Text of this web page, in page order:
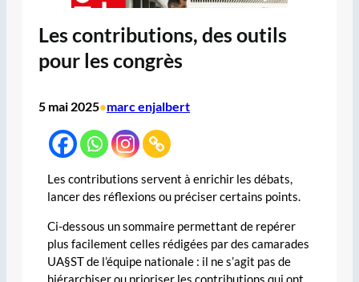
Les contributions, des outils
pour les congrès
5 mai 2025•marc enjalbert
Les contributions servent à enrichir les débats,
lancer des réflexions ou préciser certains points.
Ci-dessous un sommaire permettant de repérer
plus facilement celles rédigées par des camarades
UA§ST de l’équipe nationale : il ne s’agit pas de
hiérarchiser ou prioriser les contributions qui ont